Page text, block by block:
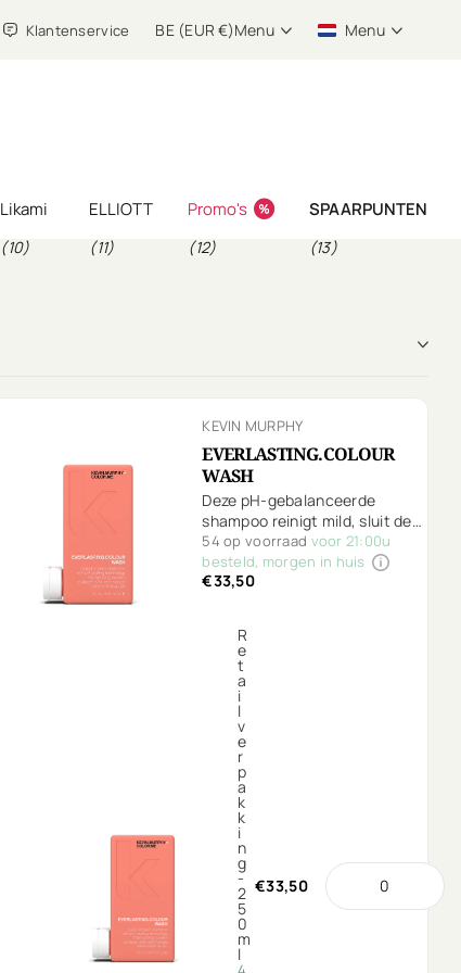
Klantenservice BE (EUR €)Menu Menu
Likami
(10)
ELLIOTT
(11)
Promo's
(12)
SPAARPUNTEN
(13)
KEVIN MURPHY
EVERLASTING.COLOUR
WASH
Deze pH-gebalanceerde
shampoo reinigt mild, sluit de
haarschubben en beschermt
tegen build-up van mineralen.
Speciaal om je haarkleur langer
54 op voorraad voor 21:00u
besteld, morgen in huis
€33,50
R
e
t
a
i
l
v
e
r
p
a
k
k
i
n
g
-
2
5
0
m
l
€33,50